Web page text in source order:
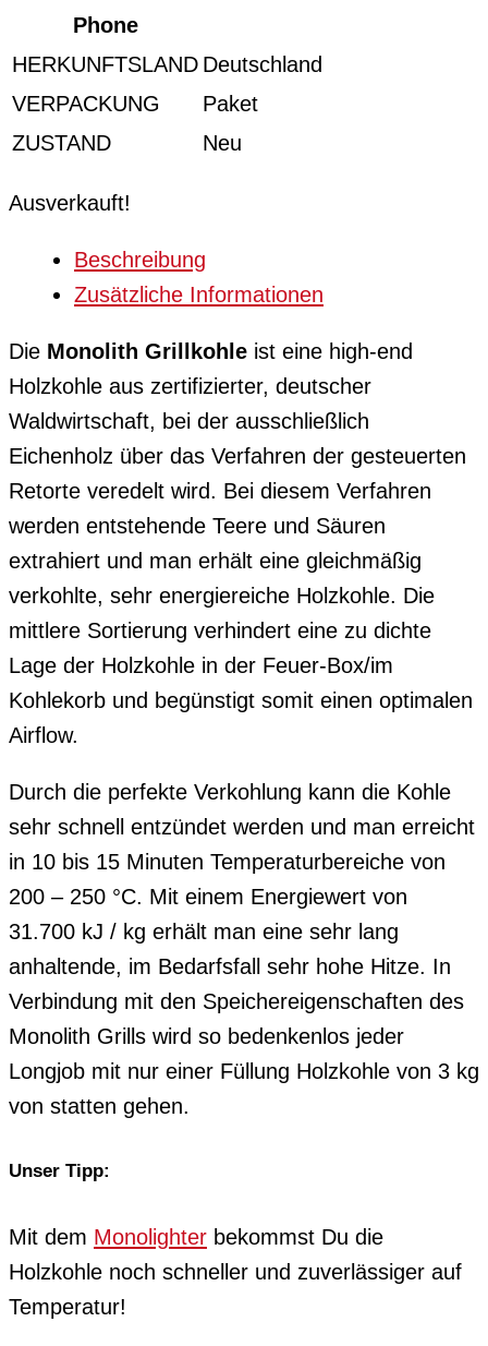
Phone
HERKUNFTSLAND Deutschland
VERPACKUNG
Paket
ZUSTAND
Neu
Ausverkauft!
Beschreibung
Zusätzliche Informationen
Die Monolith Grillkohle ist eine high-end
Holzkohle aus zertifizierter, deutscher
Waldwirtschaft, bei der ausschließlich
Eichenholz über das Verfahren der gesteuerten
Retorte veredelt wird. Bei diesem Verfahren
werden entstehende Teere und Säuren
extrahiert und man erhält eine gleichmäßig
verkohlte, sehr energiereiche Holzkohle. Die
mittlere Sortierung verhindert eine zu dichte
Lage der Holzkohle in der Feuer-Box/im
Kohlekorb und begünstigt somit einen optimalen
Airflow.
Durch die perfekte Verkohlung kann die Kohle
sehr schnell entzündet werden und man erreicht
in 10 bis 15 Minuten Temperaturbereiche von
200 – 250 °C. Mit einem Energiewert von
31.700 kJ / kg erhält man eine sehr lang
anhaltende, im Bedarfsfall sehr hohe Hitze. In
Verbindung mit den Speichereigenschaften des
Monolith Grills wird so bedenkenlos jeder
Longjob mit nur einer Füllung Holzkohle von 3 kg
von statten gehen.
Unser Tipp:
Mit dem Monolighter bekommst Du die
Holzkohle noch schneller und zuverlässiger auf
Temperatur!